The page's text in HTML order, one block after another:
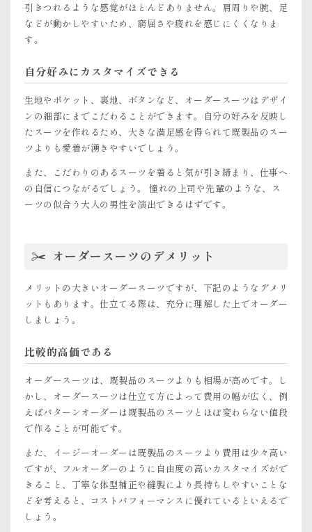
引きつれるような感覚がほとんどありません。肩周りや腕、足
などが動かしやすいため、窮屈さや疲れを感じにくくなりま
す。
自分好みにカスタマイズできる
生地やポケット、裏地、ボタンなど、オーダースーツはデザイ
ンの細部にまでこだわることができます。自分の好みを反映し
たスーツを作れるため、大きな満足感を得られて既製品のスー
ツよりも愛着が湧きやすいでしょう。
また、こだわりのあるスーツを着ると気が引き締まり、仕事へ
の自信につながるでしょう。 憧れの上司や先輩のような、ス
ーツの似合う大人の男性を演出できるはずです。
オーダースーツのデメリット
メリットの大きいオーダースーツですが、下記のようなデメリ
ットもあります。仕立てる際は、充分に理解した上でオーダー
しましょう。
比較的高価である
オーダースーツは、既製品のスーツよりも相場が高めです。し
かし、オーダースーツは仕立て方によって費用の幅が広く、例
えばパターンオーダーは既製品のスーツとほぼ変わらない値段
で作ることが可能です。
また、イージーオーダーは既製品のスーツより費用は少々高い
ですが、フルオーダーのように自由度の高いカスタマイズがで
きること、丁寧な体型補正や縫製により長持ちしやすいことな
どを考えると、コストパフォーマンスに優れているといえるで
しょう。